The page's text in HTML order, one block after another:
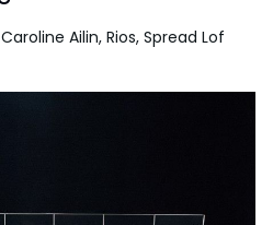
Ailin, Rios, Spread Lof